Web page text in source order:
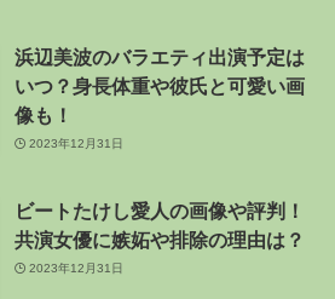
浜辺美波のバラエティ出演予定は
いつ？身長体重や彼氏と可愛い画
像も！
2023年12月31日
ビートたけし愛人の画像や評判！
共演女優に嫉妬や排除の理由は？
2023年12月31日